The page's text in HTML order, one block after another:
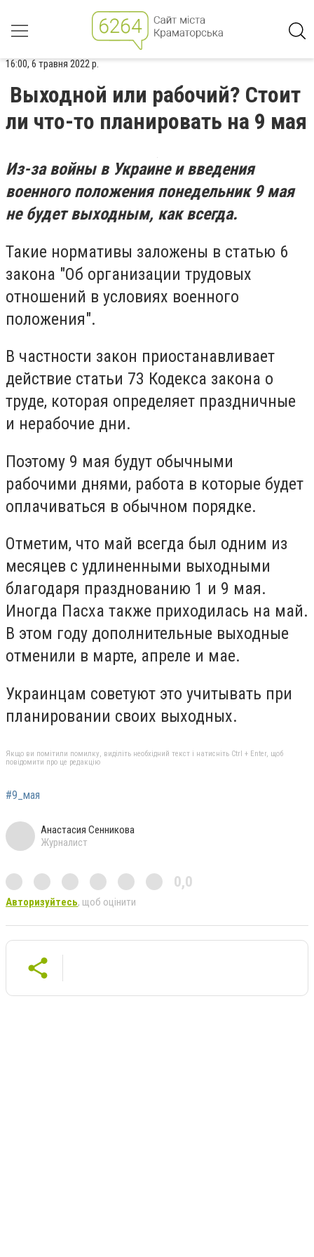
16:00, 6 травня 2022 р.
Выходной или рабочий? Стоит
ли что-то планировать на 9 мая
Из-за войны в Украине и введения
военного положения понедельник 9 мая
не будет выходным, как всегда.
Такие нормативы заложены в статью 6
закона "Об организации трудовых
отношений в условиях военного
положения".
В частности закон приостанавливает
действие статьи 73 Кодекса закона о
труде, которая определяет праздничные
и нерабочие дни.
Поэтому 9 мая будут обычными
рабочими днями, работа в которые будет
оплачиваться в обычном порядке.
Отметим, что май всегда был одним из
месяцев с удлиненными выходными
благодаря празднованию 1 и 9 мая.
Иногда Пасха также приходилась на май.
В этом году дополнительные выходные
отменили в марте, апреле и мае.
Украинцам советуют это учитывать при
планировании своих выходных.
Якщо ви помітили помилку, виділіть необхідний текст і натисніть Ctrl + Enter, щоб
повідомити про це редакцію
#9_мая
Анастасия Сенникова
Журналист
0,0
Авторизуйтесь, щоб оцінити